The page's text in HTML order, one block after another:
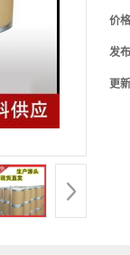
价
发
更